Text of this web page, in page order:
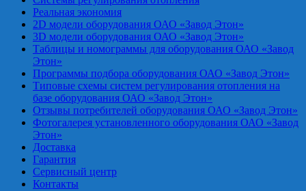
Реальная экономия
2D модели оборудования ОАО «Завод Этон»
3D модели оборудования ОАО «Завод Этон»
Таблицы и номограммы для оборудования ОАО «Завод
Этон»
Программы подбора оборудования ОАО «Завод Этон»
Типовые схемы систем регулирования отопления на
базе оборудования ОАО «Завод Этон»
Отзывы потребителей оборудования ОАО «Завод Этон»
Фотогалерея установленного оборудования ОАО «Завод
Этон»
Доставка
Гарантия
Сервисный центр
Контакты